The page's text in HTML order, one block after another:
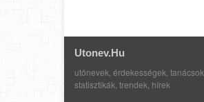
Utonev.hu
utónevek, érdekességek, tanácsok,
statisztikák, trendek, hírek